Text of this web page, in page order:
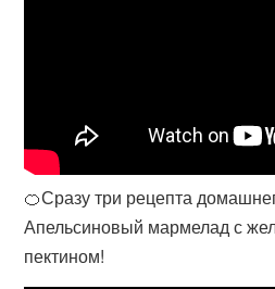
🍊Сразу три рецепта
Апельсиновый мармелад с
пектином!